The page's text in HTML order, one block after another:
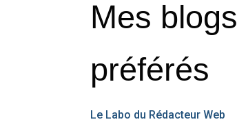
Mes blogs
préférés
Le Labo du Rédacteur Web